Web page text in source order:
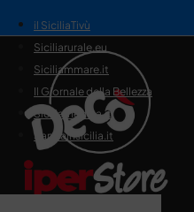
il SiciliaTivù
Siciliarurale.eu
Siciliammare.it
Il Giornale della Bellezza
Siciliamedica.it
Sanitainsicilia.it